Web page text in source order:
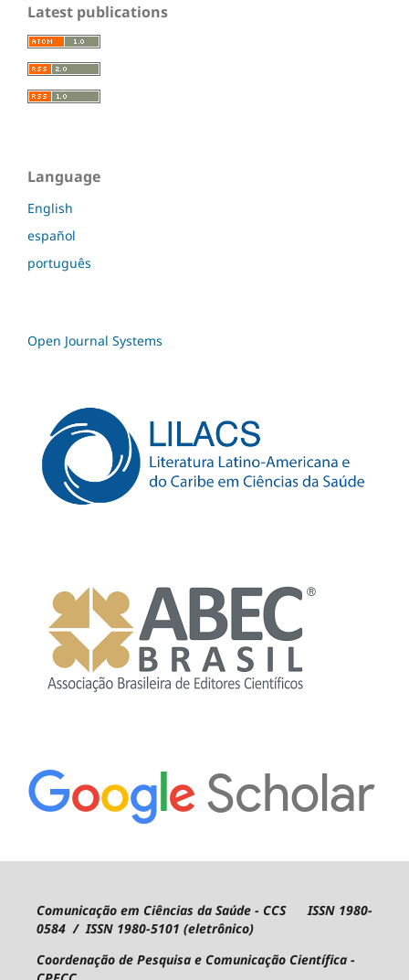
Latest publications
Language
English
español
português
Open Journal Systems
Comunicação em Ciências da Saúde - CCS ISSN 1980-
0584 / ISSN 1980-5101 (eletrônico)
Coordenação de Pesquisa e Comunicação Científica -